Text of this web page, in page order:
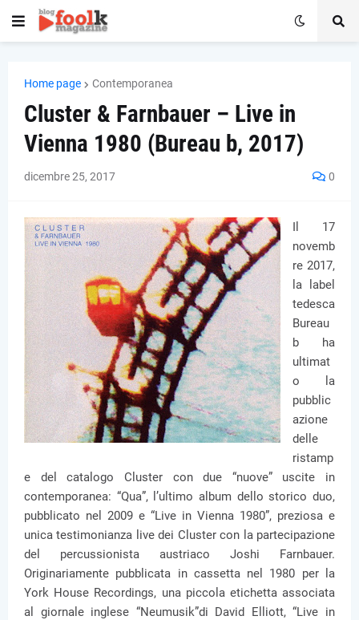
Home page Contemporanea
Cluster & Farnbauer – Live in
Vienna 1980 (Bureau b, 2017)
dicembre 25, 2017 0
Il 17
novemb
re 2017,
la label
tedesca
Bureau
b ha
ultimat
o la
pubblic
azione
delle
ristamp
e del catalogo Cluster con due “nuove” uscite in
contemporanea: “Qua”, l’ultimo album dello storico duo,
pubblicato nel 2009 e “Live in Vienna 1980”, preziosa e
unica testimonianza live dei Cluster con la partecipazione
del percussionista austriaco Joshi Farnbauer.
Originariamente pubblicata in cassetta nel 1980 per la
York House Recordings, una piccola etichetta associata
al giornale inglese “Neumusik”di David Elliott, “Live in